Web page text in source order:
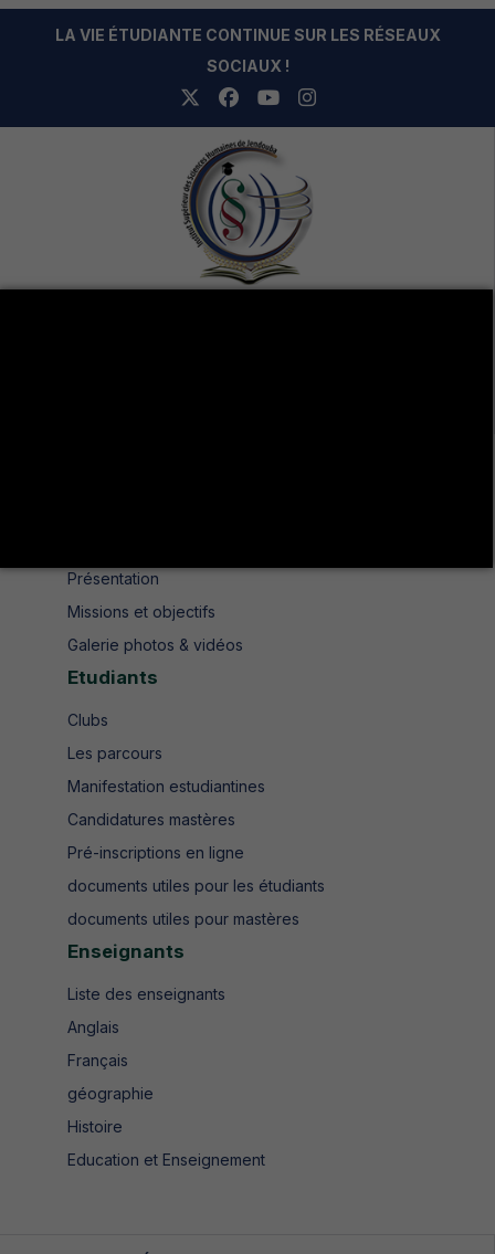
LA VIE ÉTUDIANTE CONTINUE SUR LES RÉSEAUX
SOCIAUX !
Présentation
Missions et objectifs
Galerie photos & vidéos
Etudiants
Clubs
Les parcours
Manifestation estudiantines
Candidatures mastères
Pré-inscriptions en ligne
documents utiles pour les étudiants
documents utiles pour mastères
Enseignants
Liste des enseignants
Anglais
Français
géographie
Histoire
Education et Enseignement